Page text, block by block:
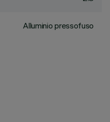
Alluminio pressofuso